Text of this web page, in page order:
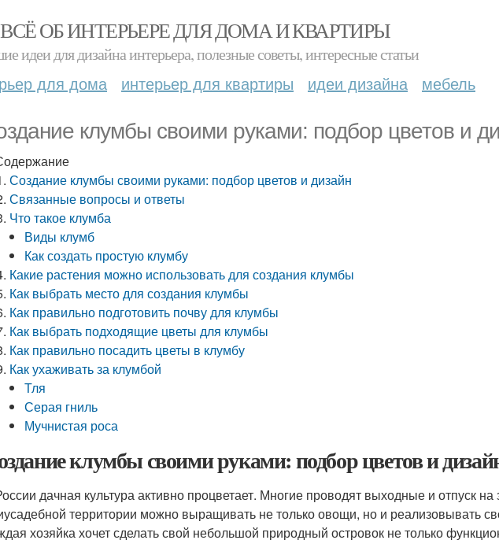
ВСЁ ОБ ИНТЕРЬЕРЕ ДЛЯ ДОМА И КВАРТИРЫ
идеи для дизайна интерьера, полезные советы, интересные статьи
для дома интерьер для квартиры идеи дизайна мебель
клумбы своими руками: подбор цветов и
Создание клумбы своими руками: подбор цветов и дизайн
Связанные вопросы и ответы
Что такое клумба
Виды клумб
Как создать простую клумбу
Какие растения можно использовать для создания клумбы
Как выбрать место для создания клумбы
Как правильно подготовить почву для клумбы
Как выбрать подходящие цветы для клумбы
Как правильно посадить цветы в клумбу
Как ухаживать за клумбой
Тля
Серая гниль
Мучнистая роса
клумбы своими руками: подбор цветов и
дачная культура активно процветает. Многие проводят выходные и отпуск на
территории можно выращивать не только овощи, но и реализовывать
хозяйка хочет сделать свой небольшой природный островок не только